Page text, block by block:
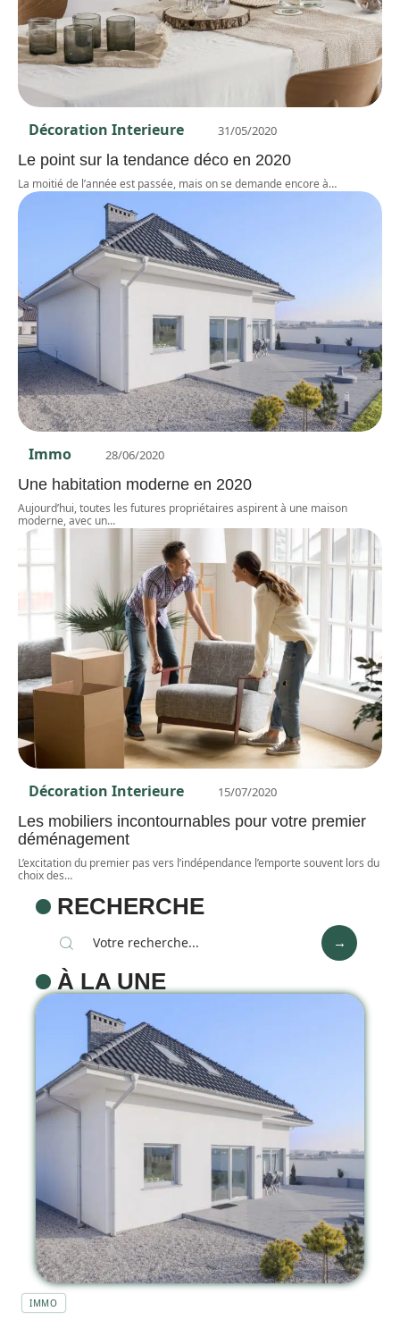
Décoration Interieure 31/05/2020
Le point sur la tendance déco en 2020
La moitié de l’année est passée, mais on se demande encore à…
Immo 28/06/2020
Une habitation moderne en 2020
Aujourd’hui, toutes les futures propriétaires aspirent à une maison
moderne, avec un…
Décoration Interieure 15/07/2020
Les mobiliers incontournables pour votre premier
déménagement
L’excitation du premier pas vers l’indépendance l’emporte souvent lors du
choix des…
RECHERCHE
À LA UNE
IMMO